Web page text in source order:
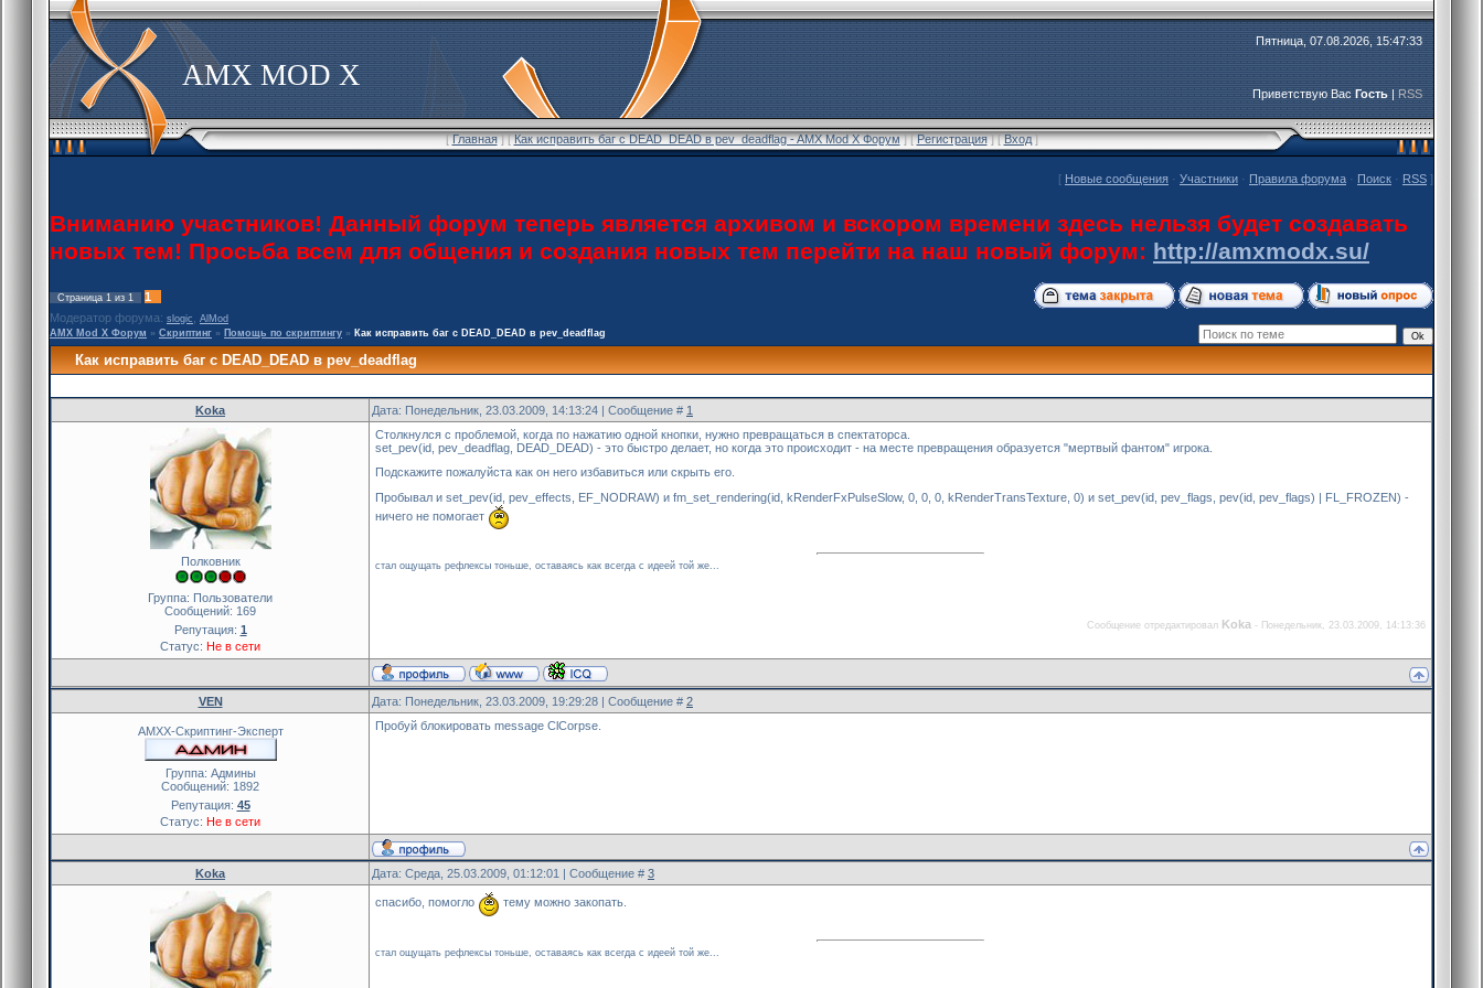
AMX MOD X
Пятница, 07.08.2026, 15:47:33
Приветствую Вас Гость|RSS
[Главная] [Как исправить баг с DEAD_DEAD в pev_deadflag - AMX Mod X Форум] [Регистрация] [Вход]
[ Новые сообщения · Участники · Правила форума · Поиск · RSS ]
Вниманию участников! Данный форум теперь является архивом и вскором времени здесь нельзя будет создавать
новых тем! Просьба всем для общения и создания новых тем перейти на наш новый форум: http://amxmodx.su/
Страница 1 из 1
1
Модератор форума: slogic
AlMod
AMX Mod X Форум » Скриптинг » Помощь по скриптингу » Как исправить баг с DEAD_DEAD в pev_deadflag
Как исправить баг с DEAD_DEAD в pev_deadflag
Koka Дата: Понедельник, 23.03.2009, 14:13:24 | Сообщение # 1
Полковник
Группа: Пользователи
Сообщений: 169
Репутация: 1
Статус: Не в сети
Столкнулся с проблемой, когда по нажатию одной кнопки, нужно превращаться в спектаторса.
set_pev(id, pev_deadflag, DEAD_DEAD) - это быстро делает, но когда это происходит - на месте превращения образуется "мертвый фантом" игрока.
Подскажите пожалуйста как он него избавиться или скрыть его.
Пробывал и set_pev(id, pev_effects, EF_NODRAW) и fm_set_rendering(id, kRenderFxPulseSlow, 0, 0, 0, kRenderTransTexture, 0) и set_pev(id, pev_flags, pev(id, pev_flags) | FL_FROZEN) -
ничего не помогает
стал ощущать рефлексы тоньше, оставаясь как всегда с идеей той же...
Сообщение отредактировал Koka - Понедельник, 23.03.2009, 14:13:36
VEN Дата: Понедельник, 23.03.2009, 19:29:28 | Сообщение # 2
AMXX-Скриптинг-Эксперт
Группа: Админы
Сообщений: 1892
Репутация: 45
Статус: Не в сети
Пробуй блокировать message ClCorpse.
Koka Дата: Среда, 25.03.2009, 01:12:01 | Сообщение # 3
спасибо, помогло тему можно закопать.
стал ощущать рефлексы тоньше, оставаясь как всегда с идеей той же...